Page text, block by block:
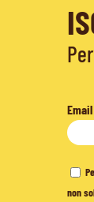
Email
non